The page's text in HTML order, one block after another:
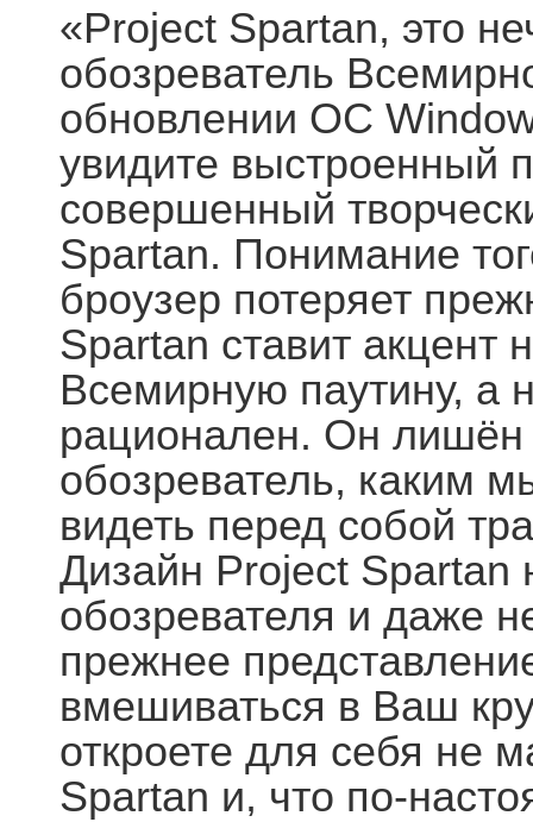
«Project Spartan, это
обозреватель
обновлении ОС
увидите выстроенный
совершенный
Spartan. Понимание
броузер потеряет
Spartan ставит акцент
Всемирную паутину, а
рационален. Он лишён
обозреватель, каким
видеть перед собой
Дизайн Project Spartan
обозревателя и даже
прежнее
вмешиваться в Ваш
откроете для себя не
Spartan и, что по-